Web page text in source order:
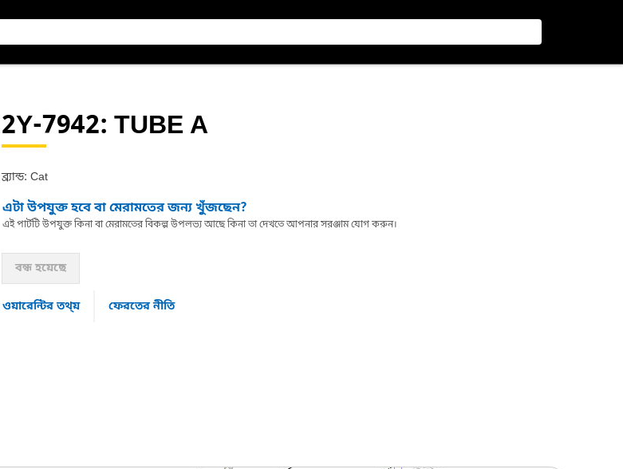
2Y-7942: TUBE A
ব্র্যান্ড: Cat
এটা উপযুক্ত হবে বা মেরামতের জন্য খুঁজছেন?
এই পার্টটি উপযুক্ত কিনা বা মেরামতের বিকল্প উপলভ্য আছে কিনা তা দেখতে আপনার সরঞ্জাম যোগ করুন।
বন্ধ হয়েছে
ওয়ারেন্টির তথ্য় ফেরতের নীতি